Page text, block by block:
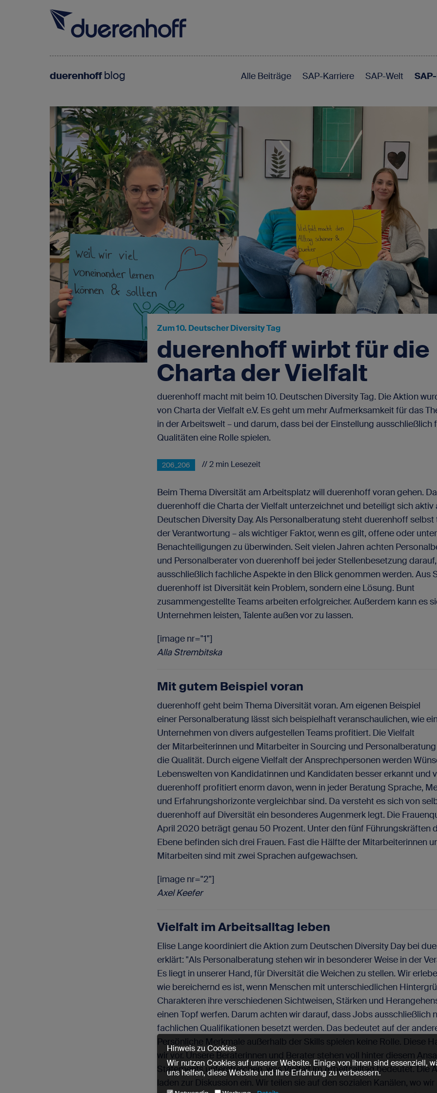
Für SAP-Fachkräfte
Für SAP-Arbeitgeber
Über duerenhoff
Karriere bei uns
SAP-Portale
Blog
Newsletter
FAQ - Fragen und Antworten
Kontakt
Impressum
Datenschutz
Rufen Sie uns an
0662 2324444
Für SAP-Fachkräfte
Initiativ bewerben
Für SAP-Arbeitgeber
Vakanz anbieten
duerenhoffblog Alle Beiträge SAP-Karriere SAP-Welt
Zum 10. Deutscher Diversity Tag
duerenhoff wirbt für die
Charta der Vielfalt
duerenhoff macht mit beim 10. Deutschen Diversity Tag. Die Aktion
von Charta der Vielfalt e.V. Es geht um mehr Aufmerksamkeit für das
in der Arbeitswelt – und darum, dass bei der Einstellung ausschließlich
Qualitäten eine Rolle spielen.
206_206 // 2 min Lesezeit
Beim Thema Diversität am Arbeitsplatz will duerenhoff voran gehen.
duerenhoff die Charta der Vielfalt unterzeichnet und beteiligt sich aktiv
Deutschen Diversity Day. Als Personalberatung steht duerenhoff
der Verantwortung – als wichtiger Faktor, wenn es gilt, offene oder
Benachteiligungen zu überwinden. Seit vielen Jahren achten
und Personalberater von duerenhoff bei jeder Stellenbesetzung
ausschließlich fachliche Aspekte in den Blick genommen werden. Aus
duerenhoff ist Diversität kein Problem, sondern eine Lösung. Bunt
zusammengestellte Teams arbeiten erfolgreicher. Außerdem kann es
Unternehmen leisten, Talente außen vor zu lassen.
[image nr="1"]
Alla Strembitska
Mit gutem Beispiel voran
duerenhoff geht beim Thema Diversität voran. Am eigenen Beispiel
einer Personalberatung lässt sich beispielhaft veranschaulichen, wie
Unternehmen von divers aufgestellen Teams profitiert. Die Vielfalt
der Mitarbeiterinnen und Mitarbeiter in Sourcing und
die Qualität. Durch eigene Vielfalt der Ansprechpersonen werden
Lebenswelten von Kandidatinnen und Kandidaten besser erkannt und
duerenhoff profitiert enorm davon, wenn in jeder Beratung Sprache,
und Erfahrungshorizonte vergleichbar sind. Da versteht es sich von
duerenhoff auf Diversität ein besonderes Augenmerk legt. Die
April 2020 beträgt genau 50 Prozent. Unter den fünf Führungskräften
Ebene befinden sich drei Frauen. Fast die Hälfte der Mitarbeiterinnen
Mitarbeiten sind mit zwei Sprachen aufgewachsen.
[image nr="2"]
Axel Keefer
Vielfalt im Arbeitsalltag leben
Elise Lange koordiniert die Aktion zum Deutschen Diversity Day bei
erklärt: "Als Personalberatung stehen wir in besonderer Weise in der
Es liegt in unserer Hand, für Diversität die Weichen zu stellen. Wir
wie bereichernd es ist, wenn Menschen mit unterschiedlichen
Charakteren ihre verschiedenen Sichtweisen, Stärken und
einen Topf werfen. Darum achten wir darauf, dass Jobs ausschließlich
fachlichen Qualifikationen besetzt werden. Das bedeutet auf der
Persönliche Merkmale außerhalb der Skills spielen keine Rolle. Diese
wir vor. Unsere Beraterinnen und Berater stehen voll hinter diesem
Statements unterstreichen, was Vielfalt im Arbeitsalltag bedeutet. Die
laden zur Diskussion ein. Wir teilen sie auf den sozialen Kanälen, wo
Hinweis zu Cookies
Wir nutzen Cookies auf unserer Website. Einige von ihnen sind essenziell,
uns helfen, diese Website und Ihre Erfahrung zu verbessern.